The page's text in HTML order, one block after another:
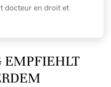
docteur en droit et
EMPFIEHLT